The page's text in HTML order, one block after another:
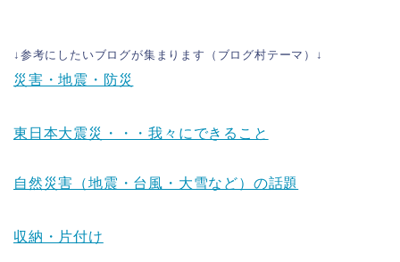
↓参考にしたいブログが集まります（ブログ村テーマ）↓
災害・地震・防災
東日本大震災・・・我々にできること
自然災害（地震・台風・大雪など）の話題
収納・片付け